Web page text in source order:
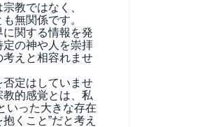
教ではなく、
無関係です。
関する情報を発
の神や人を崇拝
えと相容れませ
否定はしていませ
的感覚とは、私
いった大きな存在
くこと”だと考え